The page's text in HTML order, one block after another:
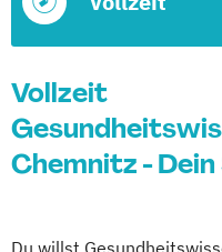
Vollzeit
Chemnitz -
Du willst